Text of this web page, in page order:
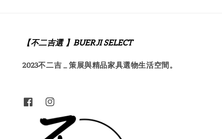
【不二吉選 】BUERJI SELECT
2023不二吉 _ 策展與精品家具選物生活空間。